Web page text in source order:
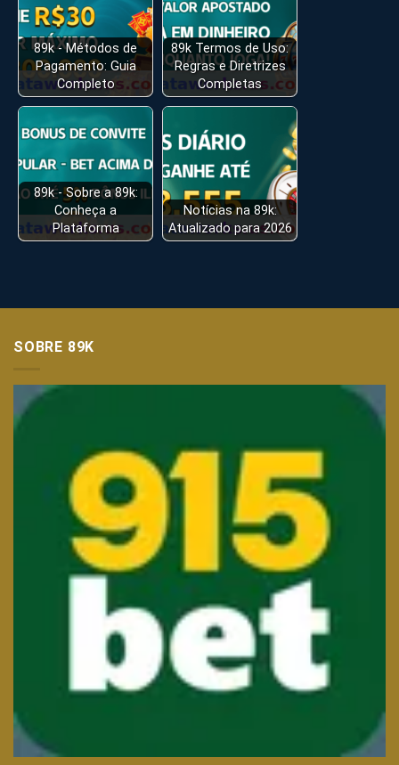
89k - Métodos de
Pagamento: Guia
Completo
89k Termos de Uso:
Regras e Diretrizes
Completas
89k - Sobre a 89k:
Conheça a
Plataforma
Notícias na 89k:
Atualizado para 2026
SOBRE 89K